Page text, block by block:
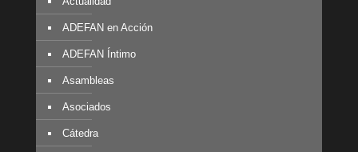
ADEFAN en Acción
ADEFAN Íntimo
Asambleas
Asociados
Cátedra